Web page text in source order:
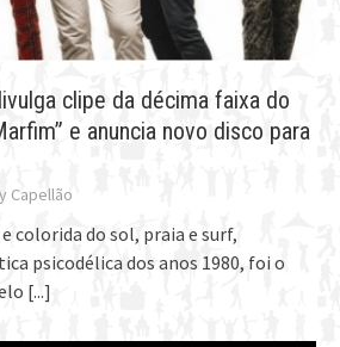
clipe da décima faixa do
e anuncia novo disco para
Capellão
colorida do sol, praia e surf,
psicodélica dos anos 1980, foi o
[...]